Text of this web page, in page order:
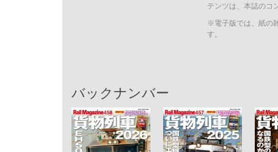
テンツは、本誌のコ
※電子版では、紙の
す。
バックナンバー